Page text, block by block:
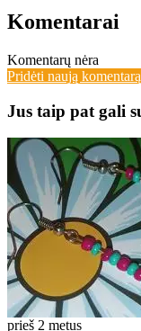
Komentarai
Komentarų nėra
Pridėti naują komentarą
Jus taip pat gali
prieš 2 metus